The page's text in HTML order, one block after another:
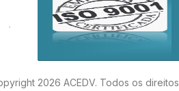
2026 ACEDV. Todos os